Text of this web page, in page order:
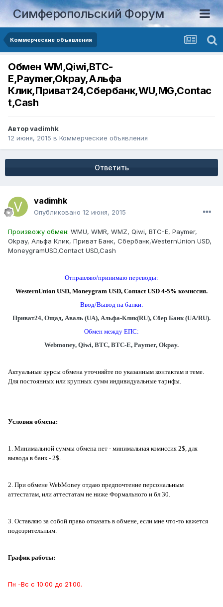
Симферопольский Форум
Коммерческие объявления
Обмен WM,Qiwi,BTC-
E,Paymer,Okpay,Альфа
Клик,Приват24,Сбербанк,WU,MG,Contac
t,Cash
Авторvadimhk
12 июня, 2015 в Коммерческие объявления
Ответить
vadimhk
Опубликовано 12 июня, 2015
Произвожу обмен: WMU, WMR, WMZ, Qiwi, BTC-E, Paymer,
Okpay, Альфа Клик, Приват Банк, Сбербанк,WesternUnion USD,
MoneygramUSD,Contact USD,Cash
Отправляю/принимаю переводы:
WesternUnion USD, Moneygram USD, ContactUSD 4-5% комиссия.
Ввод/Вывод на банки:
Приват24, Ощад, Аваль (UA), Альфа-Клик(RU), Сбер Банк (UA/RU).
Обмен между ЕПС:
Webmoney, Qiwi, BTC, BTC-E, Paymer, Okpay.
Актуальные курсы обмена уточняйте по указанным контактам в теме.
Для постоянных или крупных сумм индивидуальные тарифы.
Условия обмена:
1. Минимальной суммы обмена нет - минимальная комиссия 2$, для
вывода в банк - 2$.
2. При обмене WebMoney отдаю предпочтение персональным
аттестатам, или аттестатам не ниже Формального и бл 30.
3. Оставляю за собой право отказать в обмене, если мне что-то кажется
подозрительным.
График работы:
Пн -Вс с 10:00 до 21:00.